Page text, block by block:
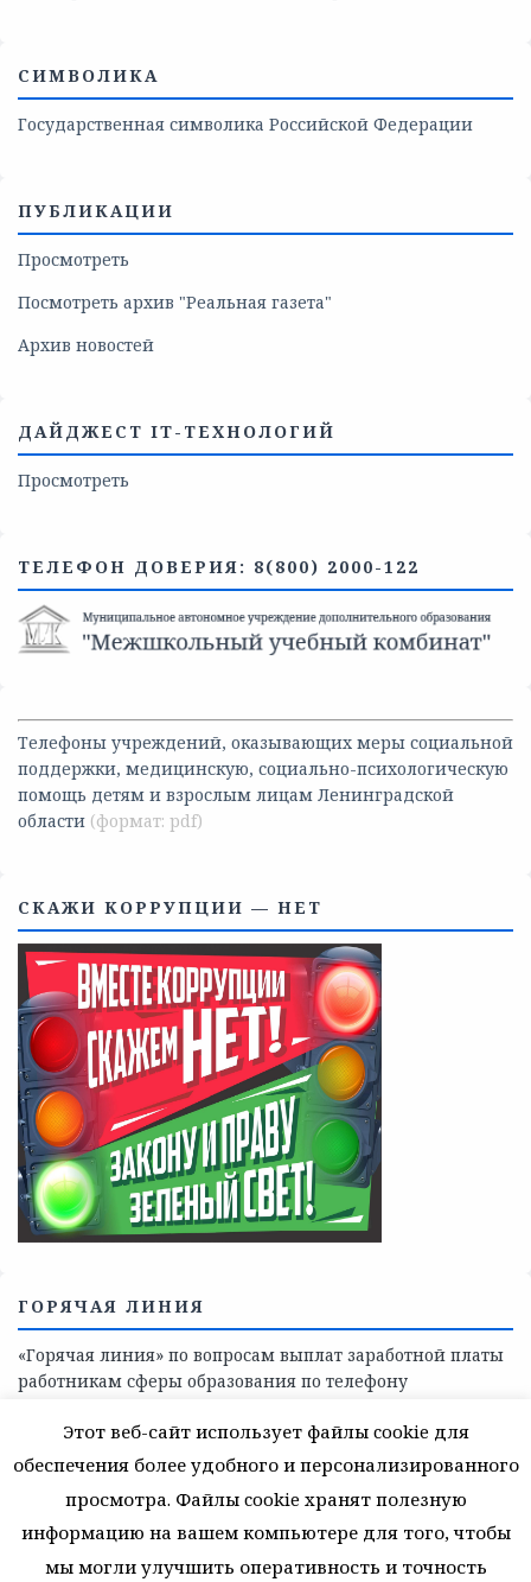
СИМВОЛИКА
Государственная символика Российской Федерации
ПУБЛИКАЦИИ
Просмотреть
Посмотреть архив "Реальная газета"
Архив новостей
ДАЙДЖЕСТ IT-ТЕХНОЛОГИЙ
Просмотреть
ТЕЛЕФОН ДОВЕРИЯ: 8(800) 2000-122
Телефоны учреждений, оказывающих меры социальной
поддержки, медицинскую, социально-психологическую
помощь детям и взрослым лицам Ленинградской
области
СКАЖИ КОРРУПЦИИ — НЕТ
ГОРЯЧАЯ ЛИНИЯ
«Горячая линия» по вопросам выплат заработной платы
работникам сферы образования по телефону
© 2026 Муниципальное автономное учреждение
Этот веб-сайт использует файлы cookie для
обеспечения более удобного и персонализированного
просмотра. Файлы cookie хранят полезную
информацию на вашем компьютере для того, чтобы
мы могли улучшить оперативность и точность